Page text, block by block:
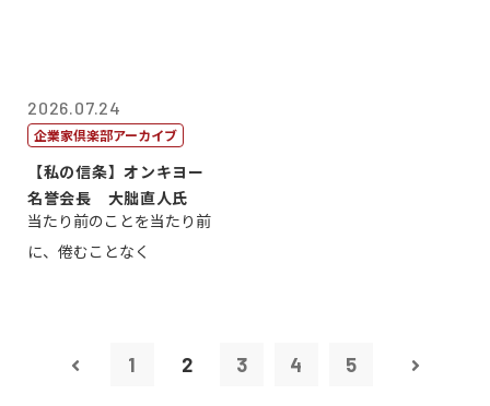
2026.07.24
企業家倶楽部アーカイブ
【私の信条】オンキヨー
名誉会長 大朏直人氏
当たり前のことを当たり前
に、倦むことなく
1 2 3 4 5